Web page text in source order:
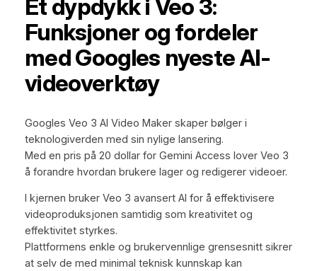
Et dypdykk i Veo 3:
Funksjoner og fordeler
med Googles nyeste AI-
videoverktøy
Googles Veo 3 AI Video Maker skaper bølger i
teknologiverden med sin nylige lansering.
Med en pris på 20 dollar for Gemini Access lover Veo 3
å forandre hvordan brukere lager og redigerer videoer.
I kjernen bruker Veo 3 avansert AI for å effektivisere
videoproduksjonen samtidig som kreativitet og
effektivitet styrkes.
Plattformens enkle og brukervennlige grensesnitt sikrer
at selv de med minimal teknisk kunnskap kan